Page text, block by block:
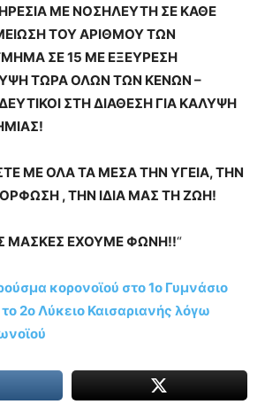
ΜΕ ΝΟΣΗΛΕΥΤΗ ΣΕ ΚΑΘΕ
ΤΟΥ ΑΡΙΘΜΟΥ ΤΩΝ
ΣΕ 15 ΜΕ ΕΞΕΥΡΕΣΗ
ΤΩΡΑ ΟΛΩΝ ΤΩΝ ΚΕΝΩΝ –
ΣΤΗ ΔΙΑΘΕΣΗ ΓΙΑ ΚΑΛΥΨΗ
ΜΕ ΟΛΑ ΤΑ ΜΕΣΑ ΤΗΝ ΥΓΕΙΑ, ΤΗΝ
, ΤΗΝ ΙΔΙΑ ΜΑΣ ΤΗ ΖΩΗ!
ΜΑΣΚΕΣ ΕΧΟΥΜΕ ΦΩΝΗ!!“
κορονοϊού στο 1ο Γυμνάσιο
το 2ο Λύκειο Καισαριανής λόγω